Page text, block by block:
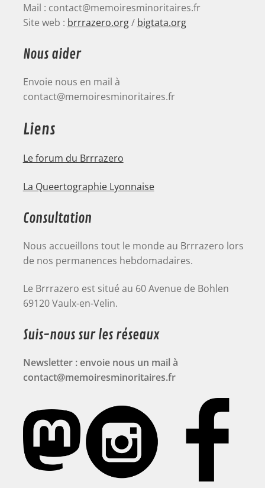
Mail : contact@memoiresminoritaires.fr
Site web : brrrazero.org/ bigtata.org
Nous aider
Envoie nous en mail à
contact@memoiresminoritaires.fr
Liens
Le forum du Brrrazero
La Queertographie Lyonnaise
Consultation
Nous accueillons tout le monde au Brrrazero lors
de nos permanences hebdomadaires.
Le Brrrazero est situé au 60 Avenue de Bohlen
69120 Vaulx-en-Velin.
Suis-nous sur les réseaux
Newsletter : envoie nous un mail à
contact@memoiresminoritaires.fr